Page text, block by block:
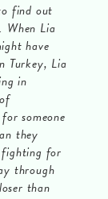
find out
When Lia
have
Turkey, Lia
in
someone
they
for
through
than